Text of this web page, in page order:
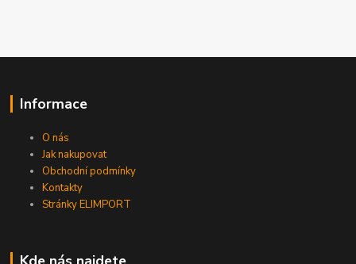
Informace
O nás
Jak nakupovat
Obchodní podmínky
Kontakty
Stránky ELIMPORT